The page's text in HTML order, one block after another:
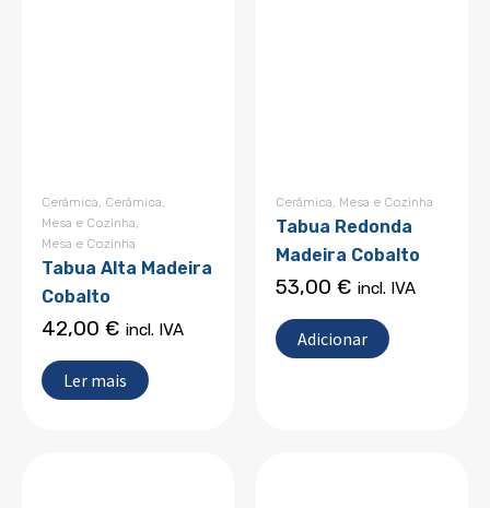
Cerâmica, Cerâmica,
Mesa e Cozinha,
Mesa e Cozinha
Tabua Alta Madeira
Cobalto
42,00 € incl. IVA
Ler mais
Cerâmica, Mesa e Cozinha
Tabua Redonda
Madeira Cobalto
53,00 € incl. IVA
Adicionar